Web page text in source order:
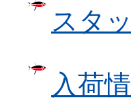
スタ
入荷